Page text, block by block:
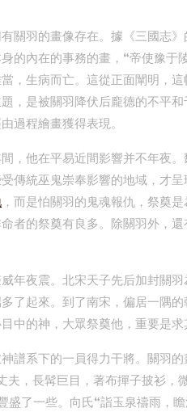
關羽的畫像存在。據《三國志
的內在的事務的畫，“帝使豫
，生病而亡。這從正面闡明，
，是被關羽降伏后龐德的不平
過程繪畫獲得表現。
，他在平易近間影響并不年夜
傳統巫鬼崇奉影響的地域，才
，而是怕關羽的鬼魂報仇，祭奠
者的祭奠有良多。除關羽外，
年夜震。北宋天子先后加封關
了起來。到了南宋，偏居一隅
中的神，大眾祭奠他，重要是求
譜系下的一員得力干將。關羽
夫，長髯巨目，著布撣子披衫
盛了一些。向氏“詣玉泉禱雨，